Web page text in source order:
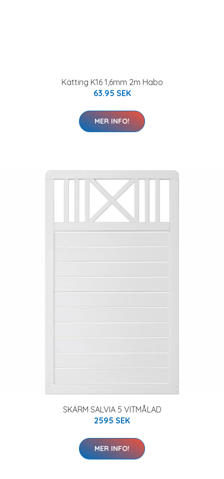
Kätting K16 1,6mm 2m Habo
63.95 SEK
MER INFO!
SKÄRM SALVIA 5 VITMÅLAD
2595 SEK
MER INFO!